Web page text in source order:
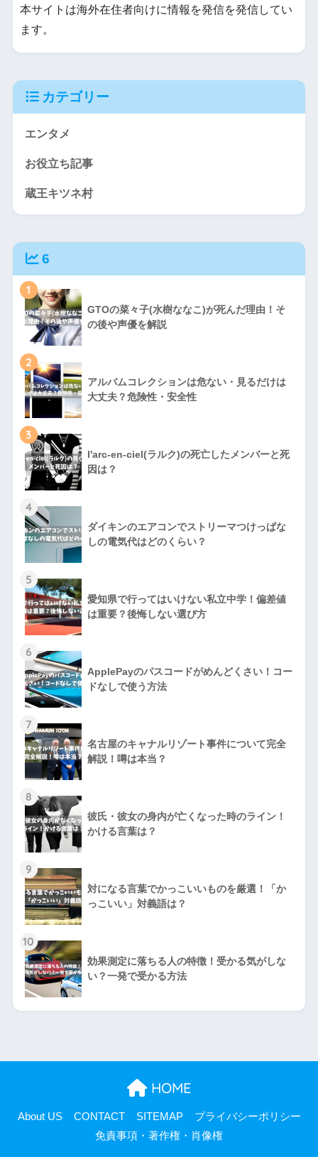
本サイトは海外在住者向けに情報を発信を発信してい
ます。
カテゴリー
エンタメ
お役立ち記事
蔵王キツネ村
6
1
GTOの菜々子(水樹ななこ)が死んだ理由！そ
の後や声優を解説
2
アルバムコレクションは危ない・見るだけは
大丈夫？危険性・安全性
3
l'arc-en-ciel(ラルク)の死亡したメンバーと死
因は？
4
ダイキンのエアコンでストリーマつけっぱな
しの電気代はどのくらい？
5
愛知県で行ってはいけない私立中学！偏差値
は重要？後悔しない選び方
6
ApplePayのパスコードがめんどくさい！コー
ドなしで使う方法
7
名古屋のキャナルリゾート事件について完全
解説！噂は本当？
8
彼氏・彼女の身内が亡くなった時のライン！
かける言葉は？
9
対になる言葉でかっこいいものを厳選！「か
っこいい」対義語は？
10
効果測定に落ちる人の特徴！受かる気がしな
い？一発で受かる方法
HOME
About US CONTACT SITEMAP
プライバシーポリシー
免責事項・著作権・肖像権